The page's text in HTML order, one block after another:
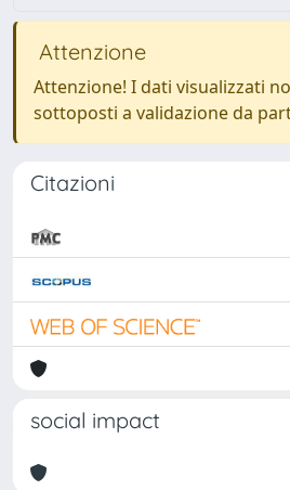
Attenzione
Attenzione! I dati visualizzati
sottoposti a validazione da
Citazioni
social impact